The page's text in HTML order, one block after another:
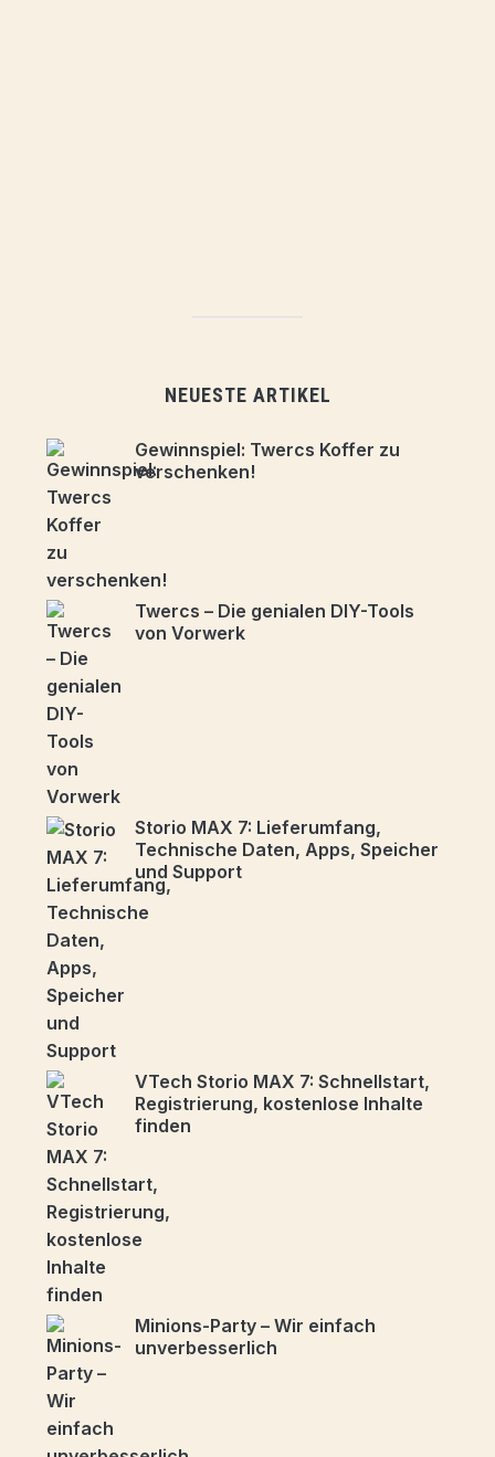
NEUESTE ARTIKEL
Gewinnspiel: Twercs Koffer zu
verschenken!
Twercs – Die genialen DIY-Tools
von Vorwerk
Storio MAX 7: Lieferumfang,
Technische Daten, Apps, Speicher
und Support
VTech Storio MAX 7: Schnellstart,
Registrierung, kostenlose Inhalte
finden
Minions-Party – Wir einfach
unverbesserlich